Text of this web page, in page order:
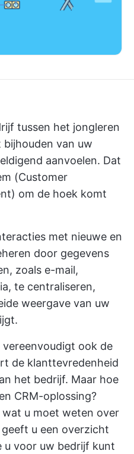
tussen het jongleren
van uw
aanvoelen. Dat
(Customer
om de hoek komt
met nieuwe en
door gegevens
zoals e-mail,
te centraliseren,
weergave van uw
vereenvoudigt ook de
de klanttevredenheid
het bedrijf. Maar hoe
CRM-oplossing?
u moet weten over
u een overzicht
u voor uw bedrijf kunt